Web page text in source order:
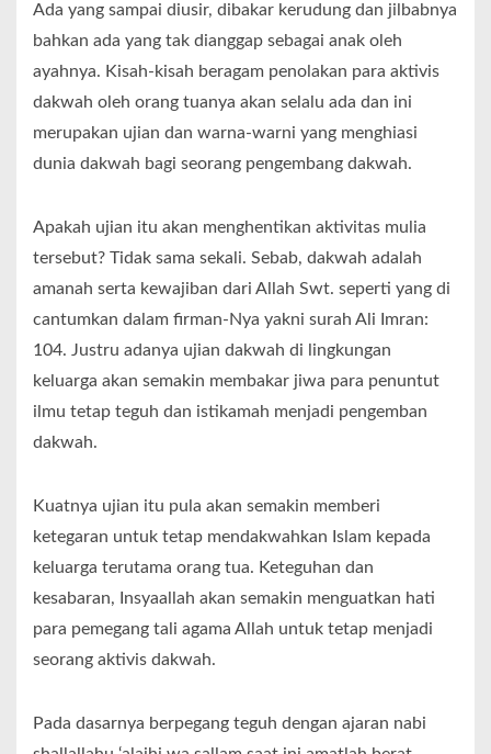
Ada yang sampai diusir, dibakar kerudung dan jilbabnya
bahkan ada yang tak dianggap sebagai anak oleh
ayahnya. Kisah-kisah beragam penolakan para aktivis
dakwah oleh orang tuanya akan selalu ada dan ini
merupakan ujian dan warna-warni yang menghiasi
dunia dakwah bagi seorang pengembang dakwah.
Apakah ujian itu akan menghentikan aktivitas mulia
tersebut? Tidak sama sekali. Sebab, dakwah adalah
amanah serta kewajiban dari Allah Swt. seperti yang di
cantumkan dalam firman-Nya yakni surah Ali Imran:
104. Justru adanya ujian dakwah di lingkungan
keluarga akan semakin membakar jiwa para penuntut
ilmu tetap teguh dan istikamah menjadi pengemban
dakwah.
Kuatnya ujian itu pula akan semakin memberi
ketegaran untuk tetap mendakwahkan Islam kepada
keluarga terutama orang tua. Keteguhan dan
kesabaran, Insyaallah akan semakin menguatkan hati
para pemegang tali agama Allah untuk tetap menjadi
seorang aktivis dakwah.
Pada dasarnya berpegang teguh dengan ajaran nabi